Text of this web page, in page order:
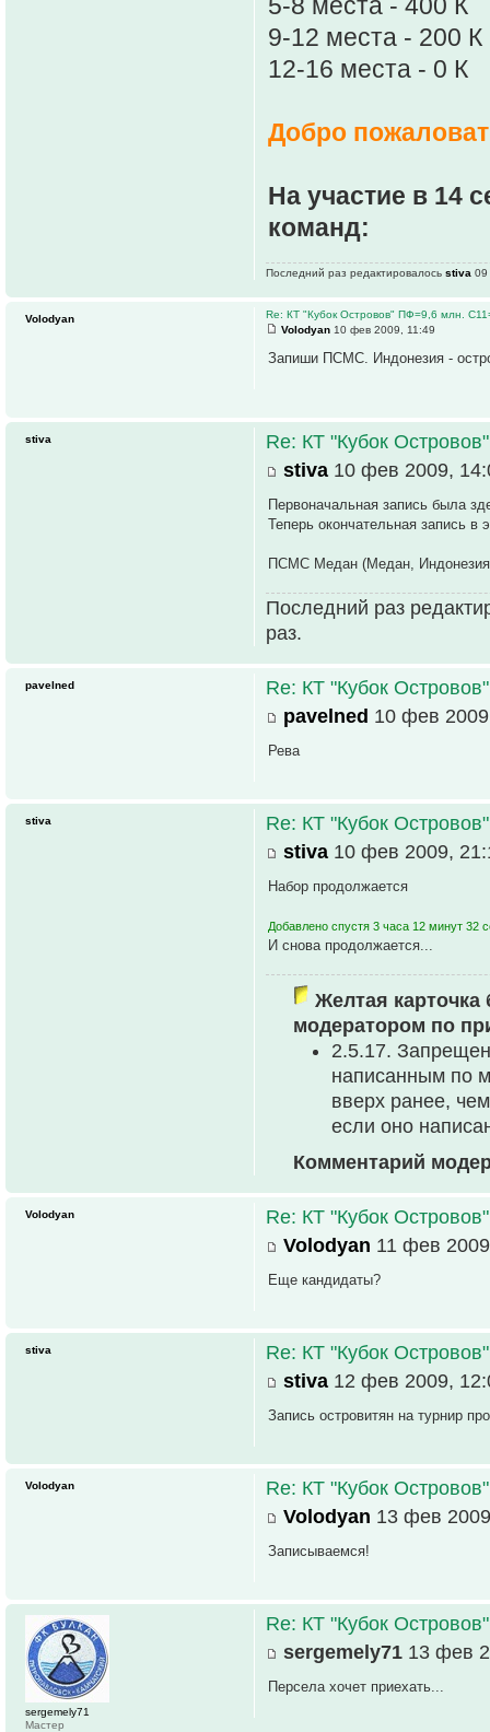
9-12 места - 200 К
12-16 места - 0 К
Добро
На участие в 14
команд:
Последний раз редактировалось stiva 09
Re: КТ "Кубок Островов" ПФ=9,6 млн.
Volodyan 10 фев 2009, 11:49
Запиши ПСМС. Индонезия -
Volodyan
Re: КТ "Кубок
stiva 10 фев 2009,
Первоначальная запись была
Теперь окончательная запись в
ПСМС Медан (Медан,
Последний раз
раз.
stiva
Re: КТ "Кубок
pavelned 10 фев
Рева
pavelned
Re: КТ "Кубок
stiva 10 фев 2009,
Набор продолжается
Добавлено спустя 3 часа 12 минут 32
И снова продолжается...
Желтая карточка
модератором по
2.5.17.
написанным по
вверх ранее,
если оно
Комментарий
stiva
Re: КТ "Кубок
Volodyan 11 фев
Еще кандидаты?
Volodyan
Re: КТ "Кубок
stiva 12 фев 2009,
Запись островитян на турнир
stiva
Re: КТ "Кубок
Volodyan 13 фев
Записываемся!
Volodyan
Re: КТ "Кубок
sergemely71 13 фев
Персела хочет приехать...
sergemely71
Мастер